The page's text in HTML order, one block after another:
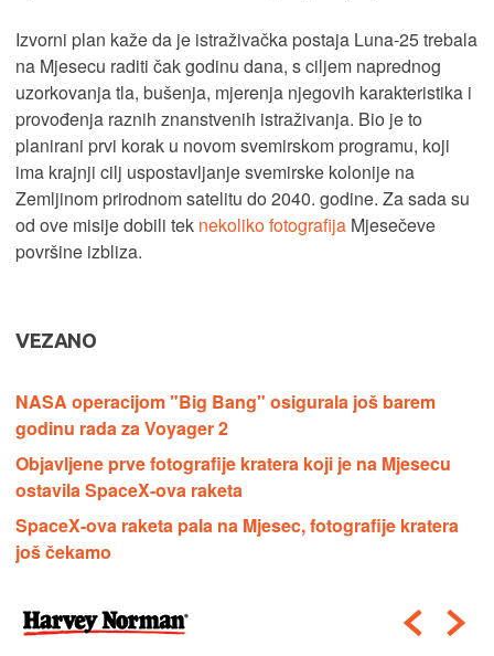
Izvorni plan kaže da je istraživačka postaja Luna-25 trebala
na Mjesecu raditi čak godinu dana, s ciljem naprednog
uzorkovanja tla, bušenja, mjerenja njegovih karakteristika i
provođenja raznih znanstvenih istraživanja. Bio je to
planirani prvi korak u novom svemirskom programu, koji
ima krajnji cilj uspostavljanje svemirske kolonije na
Zemljinom prirodnom satelitu do 2040. godine. Za sada su
od ove misije dobili tek nekoliko fotografija Mjesečeve
površine izbliza.
VEZANO
NASA operacijom "Big Bang" osigurala još barem
godinu rada za Voyager 2
Objavljene prve fotografije kratera koji je na Mjesecu
ostavila SpaceX-ova raketa
SpaceX-ova raketa pala na Mjesec, fotografije kratera
još čekamo